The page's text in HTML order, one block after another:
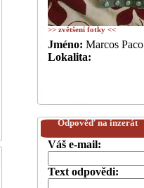
>> zvětšení fotky <<
Jméno: Marcos Paco
Lokalita:
Odpověď na inzerát
Váš e-mail:
Text odpovědi: